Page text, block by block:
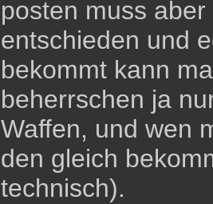
posten muss
entschieden und
bekommt kann
beherrschen ja
Waffen, und wen
den gleich
technisch).